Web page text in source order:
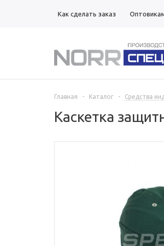
Как сделать заказ
Главная - Каталог - Средства
Каскетка